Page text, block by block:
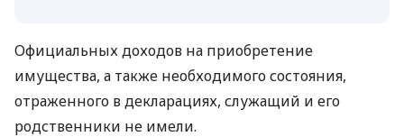
Официальных доходов на приобретение
имущества, а также необходимого состояния,
отраженного в декларациях, служащий и его
родственники не имели.